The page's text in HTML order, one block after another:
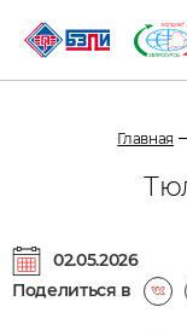
Главная
02.05.2026
Поделиться в